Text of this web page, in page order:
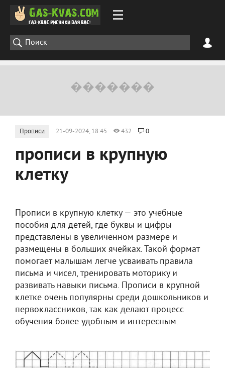
Прописи 21-09-2024, 18:45 432 0
прописи в крупную
клетку
Прописи в крупную клетку — это учебные
пособия для детей, где буквы и цифры
представлены в увеличенном размере и
размещены в больших ячейках. Такой формат
помогает малышам легче усваивать правила
письма и чисел, тренировать моторику и
развивать навыки письма. Прописи в крупной
клетке очень популярны среди дошкольников и
первоклассников, так как делают процесс
обучения более удобным и интересным.